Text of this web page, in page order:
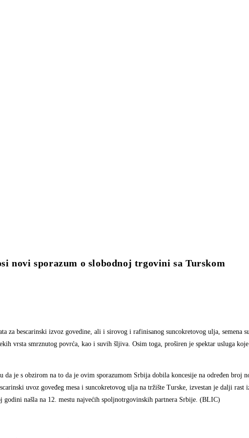
novi sporazum o slobodnoj trgovini sa Turskom
za bescarinski izvoz govedine, ali i sirovog i rafinisanog suncokretovog ulja, semena
vrsta smrznutog povrća, kao i suvih šljiva. Osim toga, proširen je spektar usluga
je s obzirom na to da je ovim sporazumom Srbija dobila koncesije na određen broj
uvoz goveđeg mesa i suncokretovog ulja na tržište Turske, izvestan je dalji rast
godini našla na 12. mestu najvećih spoljnotrgovinskih partnera Srbije. (BLIC)